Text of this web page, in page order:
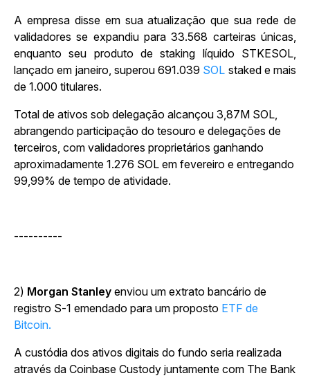
A empresa disse em sua atualização que sua rede de
validadores se expandiu para 33.568 carteiras únicas,
enquanto seu produto de staking líquido STKESOL,
lançado em janeiro, superou 691.039 SOL staked e mais
de 1.000 titulares.
Total de ativos sob delegação alcançou 3,87M SOL,
abrangendo participação do tesouro e delegações de
terceiros, com validadores proprietários ganhando
aproximadamente 1.276 SOL em fevereiro e entregando
99,99% de tempo de atividade.
----------
2) Morgan Stanley enviou um extrato bancário de
registro S-1 emendado para um proposto ETF de
Bitcoin.
A custódia dos ativos digitais do fundo seria realizada
através da Coinbase Custody juntamente com The Bank